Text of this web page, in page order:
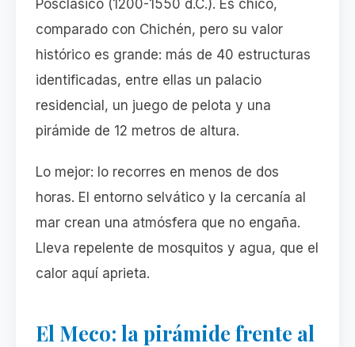
Posclásico (1200-1550 d.C.). Es chico,
comparado con Chichén, pero su valor
histórico es grande: más de 40 estructuras
identificadas, entre ellas un palacio
residencial, un juego de pelota y una
pirámide de 12 metros de altura.
Lo mejor: lo recorres en menos de dos
horas. El entorno selvático y la cercanía al
mar crean una atmósfera que no engaña.
Lleva repelente de mosquitos y agua, que el
calor aquí aprieta.
El Meco: la pirámide frente al